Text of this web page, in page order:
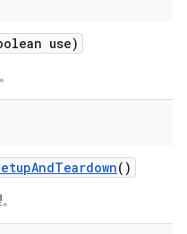
use)
AndTeardown()